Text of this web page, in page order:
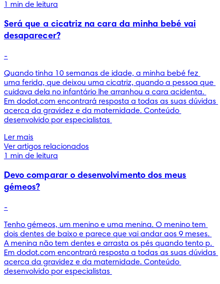
1 min de leitura
Será que a cicatriz na cara da minha bebé vai
desaparecer?
-
Quando tinha 10 semanas de idade, a minha bebé fez
uma ferida, que deixou uma cicatriz, quando a pessoa que
cuidava dela no infantário lhe arranhou a cara acidenta.
Em dodot.com encontrará resposta a todas as suas dúvidas
acerca da gravidez e da maternidade. Conteúdo
desenvolvido por especialistas
Ler mais
Ver artigos relacionados
1 min de leitura
Devo comparar o desenvolvimento dos meus
gémeos?
-
Tenho gémeos, um menino e uma menina. O menino tem
dois dentes de baixo e parece que vai andar aos 9 meses.
A menina não tem dentes e arrasta os pés quando tento p.
Em dodot.com encontrará resposta a todas as suas dúvidas
acerca da gravidez e da maternidade. Conteúdo
desenvolvido por especialistas